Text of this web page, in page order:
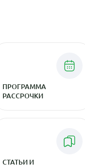
ПРОГРАММА
РАССРОЧКИ
СТАТЬИ И